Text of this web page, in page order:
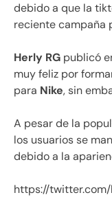
debido a que la
reciente campaña
Herly RG publicó
muy feliz por
para Nike, sin
A pesar de la
los usuarios se
debido a la
https://